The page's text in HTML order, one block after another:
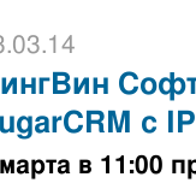
с
в 11:00